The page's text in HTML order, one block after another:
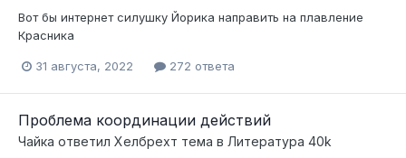
Вот бы интернет силушку Йорика направить на плавление
Красника
31 августа, 2022 272 ответа
Проблема координации действий
Чайка ответил Хелбрехт тема в Литература 40k